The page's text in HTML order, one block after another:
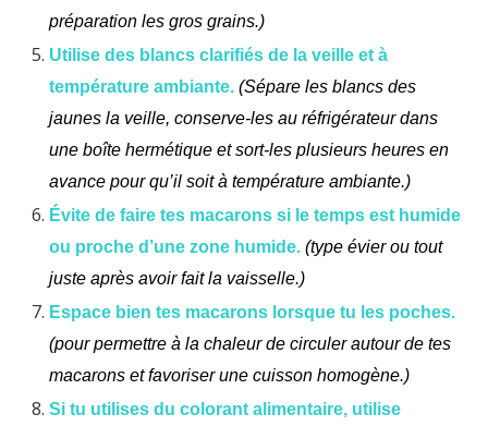
préparation les gros grains.)
Utilise des blancs clarifiés de la veille et à
température ambiante. (Sépare les blancs des
jaunes la veille, conserve-les au réfrigérateur dans
une boîte hermétique et sort-les plusieurs heures en
avance pour qu’il soit à température ambiante.)
Évite de faire tes macarons si le temps est humide
ou proche d’une zone humide. (type évier ou tout
juste après avoir fait la vaisselle.)
Espace bien tes macarons lorsque tu les poches.
(pour permettre à la chaleur de circuler autour de tes
macarons et favoriser une cuisson homogène.)
Si tu utilises du colorant alimentaire, utilise